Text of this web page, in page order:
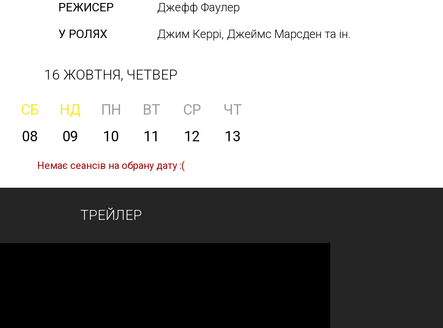
РЕЖИСЕР
Джефф Фаулер
У РОЛЯХ
Джим Керрі, Джеймс Марсден та ін.
16 ЖОВТНЯ, ЧЕТВЕР
СБ НД ПН ВТ СР
ЧТ
08 09 10 11 12 13
Немає сеансів на обрану дату :(
ТРЕЙЛЕР